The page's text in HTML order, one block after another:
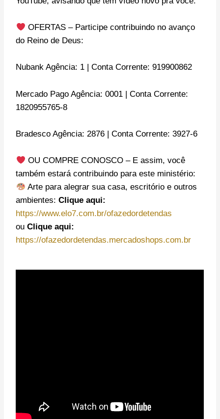
OFERTAS – Participe contribuindo no avanço
do Reino de Deus:
Nubank Agência: 1 | Conta Corrente: 919900862
Mercado Pago Agência: 0001 | Conta Corrente:
1820955765-8
Bradesco Agência: 2876 | Conta Corrente: 3927-6
OU COMPRE CONOSCO – E assim, você
também estará contribuindo para este ministério:
Arte para alegrar sua casa, escritório e outros
ambientes:Clique aqui:
https://www.elo7.com.br/ofazedordetendas
ouClique aqui:
https://ofazedordetendas.mercadoshops.com.br